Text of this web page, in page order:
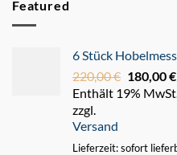
Featured
6 Stück
220,00€
Preis
180,00€
Enthält 19% MwSt.
zzgl.
Versand
Lieferzeit: sofort